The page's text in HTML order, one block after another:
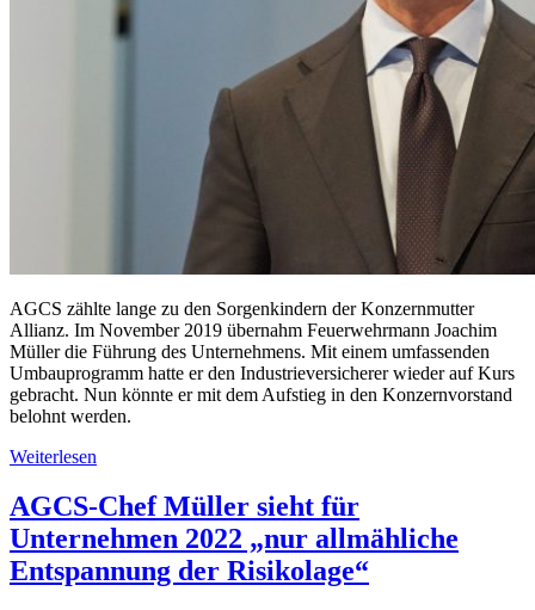
AGCS zählte lange zu den Sorgenkindern der Konzernmutter
Allianz. Im November 2019 übernahm Feuerwehrmann Joachim
Müller die Führung des Unternehmens. Mit einem umfassenden
Umbauprogramm hatte er den Industrieversicherer wieder auf Kurs
gebracht. Nun könnte er mit dem Aufstieg in den Konzernvorstand
belohnt werden.
Weiterlesen
AGCS-Chef Müller sieht für
Unternehmen 2022 „nur allmähliche
Entspannung der Risikolage“